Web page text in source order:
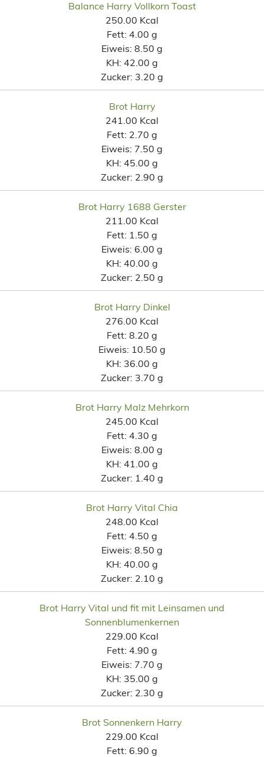
Balance Harry Vollkorn Toast
250.00 Kcal
Fett: 4.00 g
Eiweis: 8.50 g
KH: 42.00 g
Zucker: 3.20 g
Brot Harry
241.00 Kcal
Fett: 2.70 g
Eiweis: 7.50 g
KH: 45.00 g
Zucker: 2.90 g
Brot Harry 1688 Gerster
211.00 Kcal
Fett: 1.50 g
Eiweis: 6.00 g
KH: 40.00 g
Zucker: 2.50 g
Brot Harry Dinkel
276.00 Kcal
Fett: 8.20 g
Eiweis: 10.50 g
KH: 36.00 g
Zucker: 3.70 g
Brot Harry Malz Mehrkorn
245.00 Kcal
Fett: 4.30 g
Eiweis: 8.00 g
KH: 41.00 g
Zucker: 1.40 g
Brot Harry Vital Chia
248.00 Kcal
Fett: 4.50 g
Eiweis: 8.50 g
KH: 40.00 g
Zucker: 2.10 g
Brot Harry Vital und fit mit Leinsamen und
Sonnenblumenkernen
229.00 Kcal
Fett: 4.90 g
Eiweis: 7.70 g
KH: 35.00 g
Zucker: 2.30 g
Brot Sonnenkern Harry
229.00 Kcal
Fett: 6.90 g